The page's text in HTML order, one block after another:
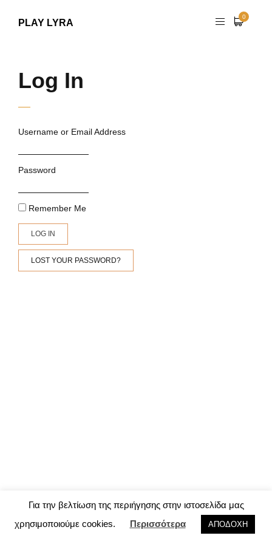
PLAY LYRA
0
Log In
Username or Email Address
Password
Remember Me
LOG IN
LOST YOUR PASSWORD?
Για την βελτίωση της περιήγησης στην ιστοσελίδα μας
χρησιμοποιούμε cookies.
Περισσότερα ΑΠΟΔΟΧΗ